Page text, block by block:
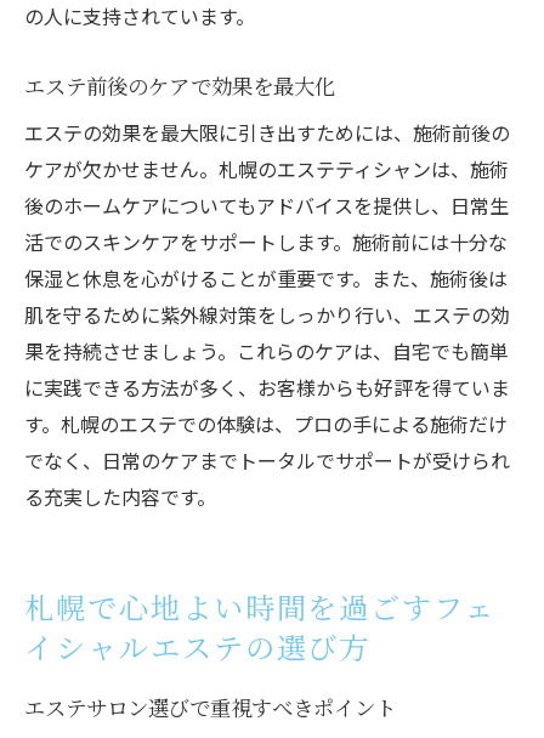
の人に支持されています。
エステ前後のケアで効果を最大化
エステの効果を最大限に引き出すためには、施術前後の
ケアが欠かせません。札幌のエステティシャンは、施術
後のホームケアについてもアドバイスを提供し、日常生
活でのスキンケアをサポートします。施術前には十分な
保湿と休息を心がけることが重要です。また、施術後は
肌を守るために紫外線対策をしっかり行い、エステの効
果を持続させましょう。これらのケアは、自宅でも簡単
に実践できる方法が多く、お客様からも好評を得ていま
す。札幌のエステでの体験は、プロの手による施術だけ
でなく、日常のケアまでトータルでサポートが受けられ
る充実した内容です。
札幌で心地よい時間を過ごすフェ
イシャルエステの選び方
エステサロン選びで重視すべきポイント